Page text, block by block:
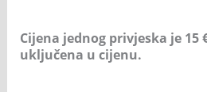
Cijena jednog privjeska je 15
uključena u cijenu.